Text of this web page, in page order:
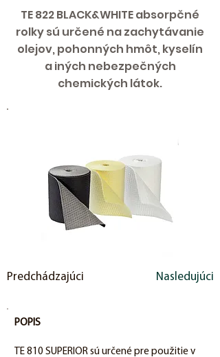
TE 822 BLACK&WHITE absorpčné
rolky sú určené na zachytávanie
olejov, pohonných hmôt, kyselín
a iných nebezpečných
chemických látok.
Predchádzajúci Nasledujúci
POPIS
TE 810 SUPERIOR sú určené pre použitie v